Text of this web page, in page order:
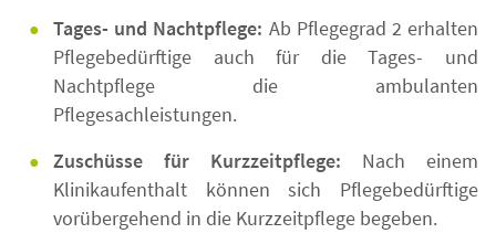
Tages- und Nachtpflege: Ab Pflegegrad 2 erhalten
Pflegebedürftige auch für die Tages- und
Nachtpflege die ambulanten
Pflegesachleistungen.
Zuschüsse für Kurzzeitpflege: Nach einem
Klinikaufenthalt können sich Pflegebedürftige
vorübergehend in die Kurzzeitpflege begeben.